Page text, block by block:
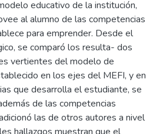
educativo de la institución,
al alumno de las competencias
para emprender. Desde el
se comparó los resulta- dos
vertientes del modelo de
en los ejes del MEFI, y en
que desarrolla el estudiante, se
de las competencias
las de otros autores a nivel